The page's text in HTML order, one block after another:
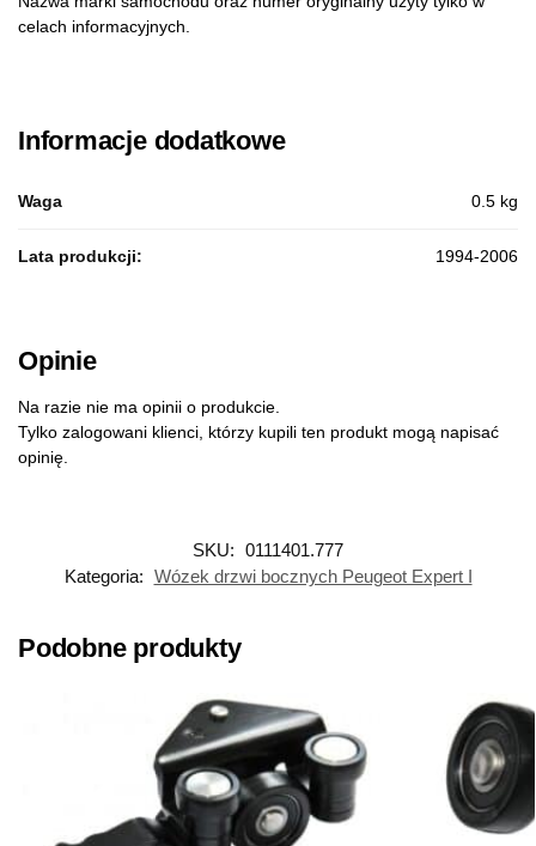
celach informacyjnych.
Informacje dodatkowe
Waga 0.5 kg
Lata produkcji: 1994-2006
Opinie
Na razie nie ma opinii o produkcie.
Tylko zalogowani klienci, którzy kupili ten produkt mogą napisać
opinię.
SKU: 0111401.777
Kategoria: Wózek drzwi bocznych Peugeot Expert I
Podobne produkty